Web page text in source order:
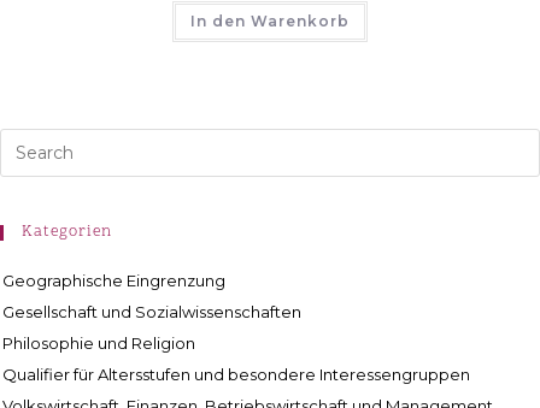
In den Warenkorb
Kategorien
Geographische Eingrenzung
Gesellschaft und Sozialwissenschaften
Philosophie und Religion
Qualifier für Altersstufen und besondere Interessengruppen